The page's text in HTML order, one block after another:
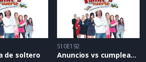
de soltero
S10E192
Anuncios vs cumpleaños